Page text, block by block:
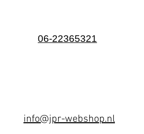
06-22365321
info@jpr-webshop.nl